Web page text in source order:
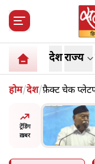
देशराज्य
होम/देश/फ़ैक्ट चेक
फ़ेक न्यूज़!
ट्रेंडिंग
ख़बर
की मरम्मत